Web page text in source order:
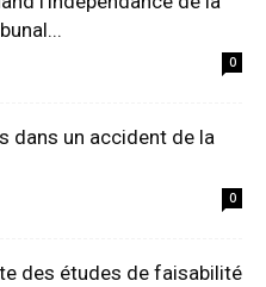
0
dans un accident de la
0
des études de faisabilité